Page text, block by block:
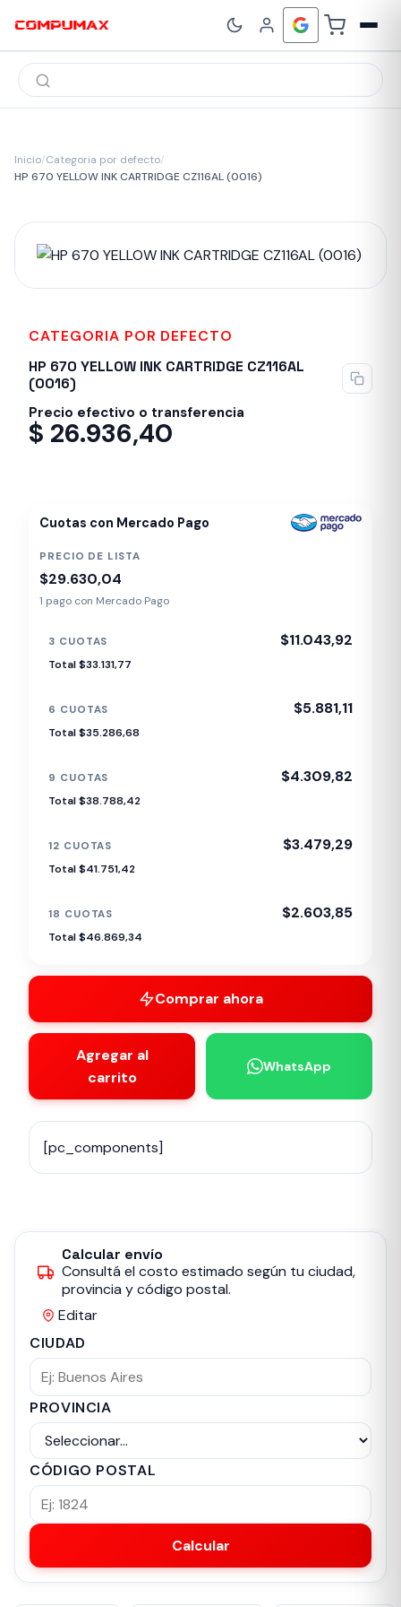
Búsqueda
de
productos
Inicio/Categoria por defecto/
HP 670 YELLOW INK CARTRIDGE CZ116AL (0016)
CATEGORIA POR DEFECTO
HP 670 YELLOW INK CARTRIDGE CZ116AL
(0016)
Precio efectivo o transferencia
$ 26.936,40
Cuotas con Mercado Pago
PRECIO DE LISTA
$29.630,04
1 pago con Mercado Pago
3 CUOTAS $11.043,92
Total $33.131,77
6 CUOTAS $5.881,11
Total $35.286,68
9 CUOTAS $4.309,82
Total $38.788,42
12 CUOTAS $3.479,29
Total $41.751,42
18 CUOTAS $2.603,85
Total $46.869,34
Comprar ahora
Agregar al
carrito
WhatsApp
[pc_components]
Calcular envío
Consultá el costo estimado según tu ciudad,
provincia y código postal.
Editar
CIUDAD
PROVINCIA
CÓDIGO POSTAL
Calcular